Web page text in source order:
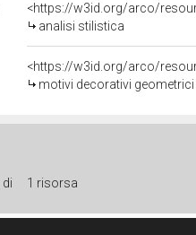
<https://w3id.org/arco/
analisi stilistica
<https://w3id.org/arco/
motivi decorativi
di 1 risorsa